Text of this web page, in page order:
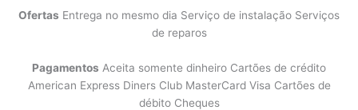
Ofertas Entrega no mesmo dia Serviço de instalação Serviços
de reparos
Pagamentos Aceita somente dinheiro Cartões de crédito
American Express Diners Club MasterCard Visa Cartões de
débito Cheques